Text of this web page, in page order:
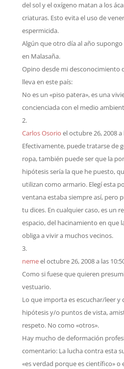
del sol y el oxígeno matan a los
criaturas. Esto evita el uso de
espermicida.
Algún que otro día al año
en Malasaña.
Opino desde mi desconocimiento
lleva en este país:
No es un «piso patera», es una
concienciada con el medio
Carlos Osorio el octubre 26, 2008 a
Efectivamente, puede tratarse de
ropa, también puede ser que la
hipótesis sería la que he puesto,
utilizan como armario. Elegí esta
ventana estaba siempre así, pero
tu dices. En cualquier caso, es un
espacio, del hacinamiento en que
obliga a vivir a muchos vecinos.
nemeel octubre 26, 2008 a las
Como si fuese que quieren
vestuario.
Lo que importa es escuchar/leer
hipótesis y/o puntos de vista,
respeto. No como «otros».
Hay mucho de deformación
comentario: La lucha contra esta
«es verdad porque es científico» o